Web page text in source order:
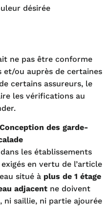
désirée
ne pas être conforme
et/ou auprès de certaines
certains assureurs, le
les vérifications au
des garde-
les établissements
en vertu de l’article
situé à plus de 1 étage
adjacent ne doivent
saillie, ni partie ajourée